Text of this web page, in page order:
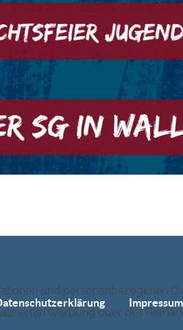
Impressum
und personenbezogenen
Werbung oder des